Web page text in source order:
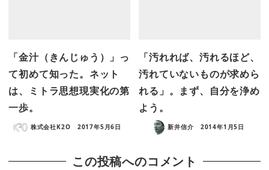
「金汁（きんじゅう）」っ
て初めて知った。ネット
は、ミトラ思想現実化の第
一歩。
株式会社K2O 2017年5月6日
「汚れれば、汚れるほど、
汚れていないものが求めら
れる」。まず、自分を浄め
よう。
新井信介 2014年1月5日
この投稿へのコメント